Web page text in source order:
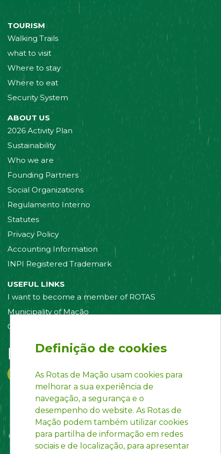
TOURISM
Walking Trails
what to visit
Where to stay
Where to eat
Security System
ABOUT US
2026 Activity Plan
Sustainability
Who we are
Founding Partners
Social Organizations
Regulamento Interno
Statutes
Privacy Policy
Accounting Information
INPI Registered Trademark
USEFUL LINKS
I want to become a member of ROTAS
Municipality of Mação
Contact us
Follow us on:
Definição de cookies
As Rotas de Mação usam cookies para
melhorar a sua experiência de
navegação, a segurança e o
desempenho do website. As Rotas de
Mação podem também utilizar cookies
para partilha de informação em redes
sociais e de localização, para apresentar